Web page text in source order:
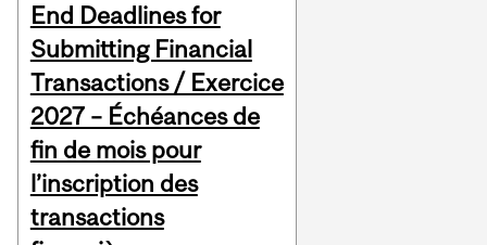
End Deadlines for
Submitting Financial
Transactions / Exercice
2027 – Échéances de
fin de mois pour
l’inscription des
transactions